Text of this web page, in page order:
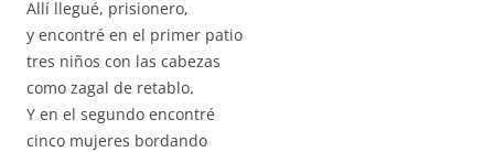
Allí llegué, prisionero,
y encontré en el primer patio
tres niños con las cabezas
como zagal de retablo.
Y en el segundo encontré
cinco mujeres bordando